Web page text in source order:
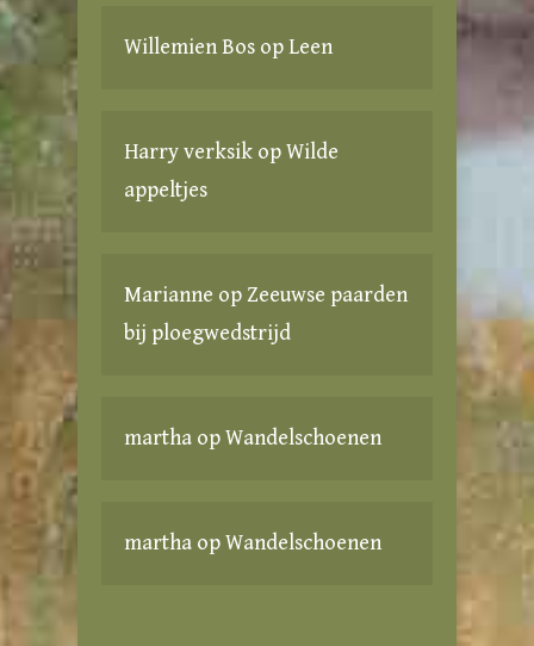
Willemien Bos opLeen
Harry verksik opWilde
appeltjes
Marianne opZeeuwse paarden
bij ploegwedstrijd
martha opWandelschoenen
martha opWandelschoenen